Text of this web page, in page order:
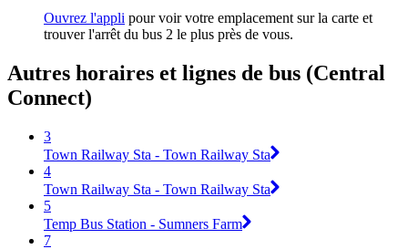
Ouvrez l'appli pour voir votre emplacement sur la carte et
trouver l'arrêt du bus 2 le plus près de vous.
Autres horaires et lignes de bus (Central
Connect)
3
Town Railway Sta - Town Railway Sta
4
Town Railway Sta - Town Railway Sta
5
Temp Bus Station - Sumners Farm
7